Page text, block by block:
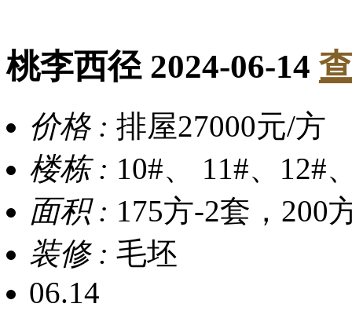
桃李西径 2024-06-14
价格 : 排屋27000元/方
楼栋 : 10#、 11#、12#
面积 : 175方-2套，200
装修 : 毛坯
06.14